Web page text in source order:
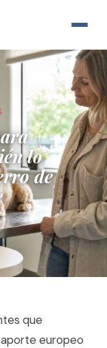
lo
de
que
europeo